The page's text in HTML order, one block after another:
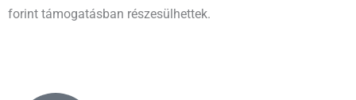
forint támogatásban részesülhettek.